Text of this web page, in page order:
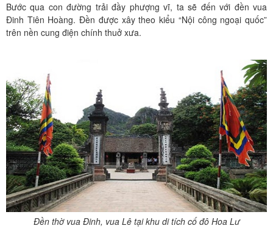
Bước qua con đường trải đầy phượng vĩ, ta sẽ đến với đền vua
Đinh Tiên Hoàng. Ðền được xây theo kiểu “Nội công ngoại quốc”
trên nền cung điện chính thuở xưa.
Đền thờ vua Đinh, vua Lê tại khu di tích cố đô Hoa Lư